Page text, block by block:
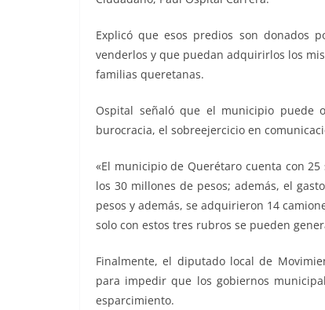
Explicó que esos predios son donados
venderlos y que puedan adquirirlos los
familias queretanas.
Ospital señaló que el municipio puede
burocracia, el sobreejercicio en
«El municipio de Querétaro cuenta con
los 30 millones de pesos; además, el
pesos y además, se adquirieron 14
solo con estos tres rubros se pueden
Finalmente, el diputado local de
para impedir que los gobiernos
esparcimiento.